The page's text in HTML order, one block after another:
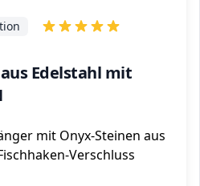
Edelstahl mit
mit Onyx-Steinen aus
Verschluss